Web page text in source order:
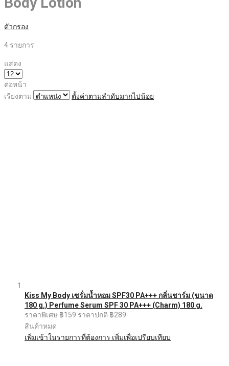
ตัวกรอง
4 รายการ
แสดง
ต่อหน้า
เรียงตาม
ตั้งค่าตามลำดับมากไปน้อย
Kiss My Body เซรั่มน้ำหอม SPF30 PA+++ กลิ่นชาร์ม (ขนาด
180 g.) Perfume Serum SPF 30 PA+++ (Charm) 180 g.
ราคาพิเศษ ฿159 ราคาปกติ ฿289
สินค้าหมด
เพิ่มเข้าในรายการที่ต้องการ เพิ่มเพื่อเปรียบเทียบ